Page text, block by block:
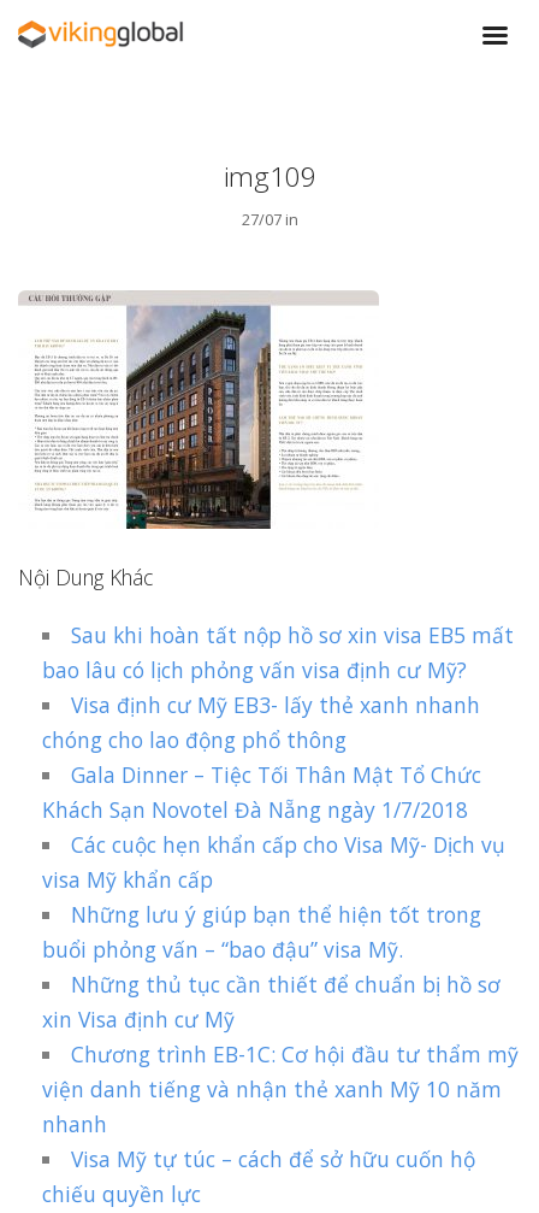
img109
27/07 in
Nội Dung Khác
Sau khi hoàn tất nộp hồ sơ xin visa EB5 mất
bao lâu có lịch phỏng vấn visa định cư Mỹ?
Visa định cư Mỹ EB3- lấy thẻ xanh nhanh
chóng cho lao động phổ thông
Gala Dinner – Tiệc Tối Thân Mật Tổ Chức
Khách Sạn Novotel Đà Nẵng ngày 1/7/2018
Các cuộc hẹn khẩn cấp cho Visa Mỹ- Dịch vụ
visa Mỹ khẩn cấp
Những lưu ý giúp bạn thể hiện tốt trong
buổi phỏng vấn – “bao đậu” visa Mỹ.
Những thủ tục cần thiết để chuẩn bị hồ sơ
xin Visa định cư Mỹ
Chương trình EB-1C: Cơ hội đầu tư thẩm mỹ
viện danh tiếng và nhận thẻ xanh Mỹ 10 năm
nhanh
Visa Mỹ tự túc – cách để sở hữu cuốn hộ
chiếu quyền lực